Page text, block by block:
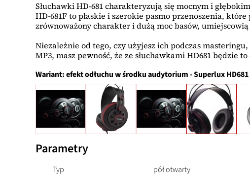
Słuchawki HD-681 charakteryzują się mocnym i
HD-681F to płaskie i szerokie pasmo przenoszenia,
zrównoważony charakter i dużą moc basów,
Niezależnie od tego, czy użyjesz ich podczas
MP3, masz pewność, że ze słuchawkami HD681 będzie
Wariant:efekt odłuchu w środku audytorium-Superlux
Parametry
Typ
pół otwarty